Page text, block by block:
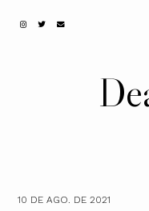
10 DE AGO. DE 2021